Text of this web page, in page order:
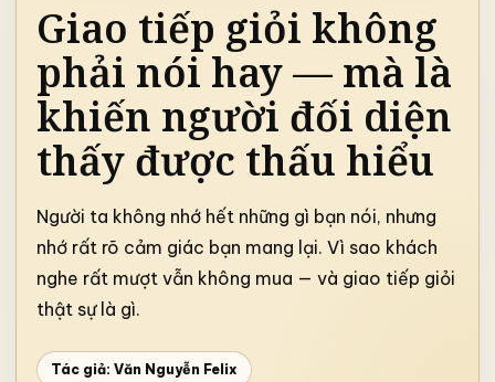
Giao tiếp giỏi không
phải nói hay — mà là
khiến người đối diện
thấy được thấu hiểu
Người ta không nhớ hết những gì bạn nói, nhưng
nhớ rất rõ cảm giác bạn mang lại. Vì sao khách
nghe rất mượt vẫn không mua — và giao tiếp giỏi
thật sự là gì.
Tác giả: Văn Nguyễn Felix